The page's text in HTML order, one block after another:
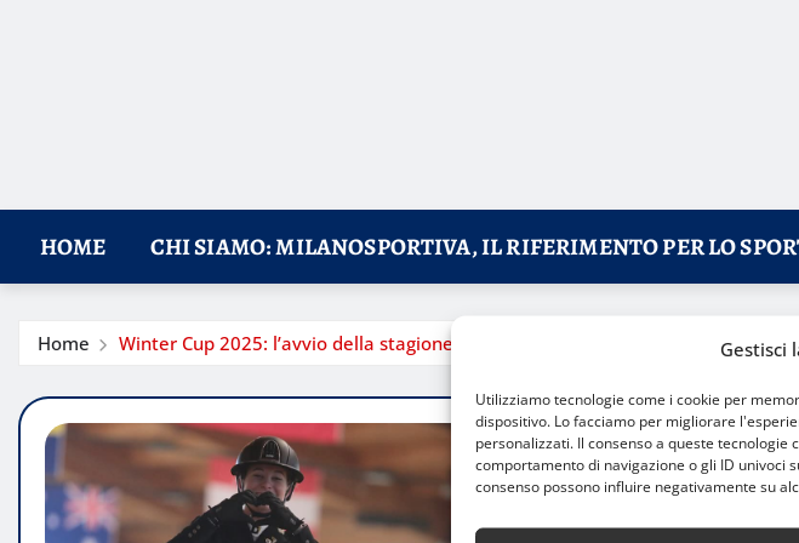
Gestisci
Utilizziamo tecnologie come i cookie per
dispositivo. Lo facciamo per migliorare
personalizzati. Il consenso a queste tecnologie
comportamento di navigazione o gli ID univoci
consenso possono influire negativamente su
HOME CHI SIAMO: MILANOSPORTIVA, IL RIFERIMENTO PER LO
Home Winter Cup 2025: l’avvio della stagione di Dressage lombardo